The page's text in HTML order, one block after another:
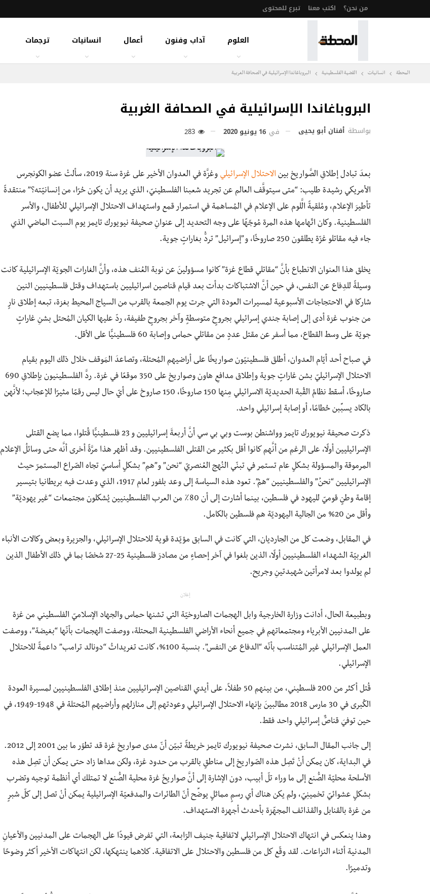
من نحن؟ اكتب معنا تبرع للمحتوى
العلوم آداب وفنون أعمال انسانيات ترجمات
المحطة انسانيات القضية الفلسطينية البروباغاندا الإسرائيلية في الصحافة الغربية
البروباغاندا الإسرائيلية في الصحافة الغربية
بواسطة أفنان أبو يحيى في 16 يونيو 2020
بعدَ تبادل إطلاقِ الصَّواريخ بين الاحتلال الإسرائيلي
وغزَّة في العدوان الأخير على غزة سنة 2019، سألتْ عضو الكونجرس
الأمريكي رشيدة طليب: “متى سيتوقَّف العالم عن تجريد شعبنا الفلسطينيّ، الذي يريد أن يكون حُرًا، من إنسانيّته؟” منتقدةً
تأطيرَ الإعلام، ومُلقيةً الَّلوم على الإعلام في المُساهمة في استمرار قمع واستهداف الاحتلال الإسرائيلي للأطفال، والأسر
الفلسطينية. وكان اتّهامها هذه المرة مُوجّهًا على وجه التحديد إلى عنوانِ صحيفة نيويورك تايمز يوم السبت الماضي الذي
جاء فيه مقاتلو غزّة يطلقون 250 صاروخًا، و”إسرائيل” تردُّ بغاراتٍ جوية.
يخلق هذا العنوان الانطباع بأنَّ “مقاتلي قطاع غزة” كانوا مسؤولينَ عن نوبة العُنف هذه، وأنَّ الغارات الجويّة الإسرائيلية كانت
وسيلةً للدِفاع عن النفس، في حين أنَّ الاشتباكات بدأت بعد قيام قناصين اسرائيليين باستهداف وقتل فلسطينيين اثنين
شاركا في الاحتجاجات الأسبوعية لمسيرات العودة التي جرت يوم الجمعة بالقرب من السياج المحيط بغزة، تبعه إطلاق نارٍ
من جنوب غزة أدى إلى إصابة جندي إسرائيلي بجروحٍ متوسطةٍ وآخر بجروحٍ طفيفة، ردّ عليها الكيان المُحتل بشنِ غاراتٍ
جويّة على وسط القطاع، مما أسفر عن مقتل عددٍ من مقاتلي حماس وإصابة 60 فلسطينيًّا على الأقل.
في صباح أحد أيّام العدوان، أطلقَ فلسطينيّون صواريخًا على أراضيهم المُحتلة، وتصاعدَ المَوقف خلال ذلك اليوم بقيام
الاحتلال الإسرائيليّ بشن غاراتٍ جوية وإطلاق مدافعِ هاون وصواريخ على 350 موقعًا في غزة. ردَّ الفلسطينيون بإطلاقِ 690
صاروخًا، أسقط نظامُ القُبة الحديديّة الاسرائيلي مِنها 150 صاروخًا، 150 صاروخ على أيّ حال ليس رقمًا مثيرًا للإعجاب؛ لأنَّهن
بالكاد يسبِّبن حُطامًا، أو إصابة إسرائيلي واحد.
ذكرت صحيفة نيويورك تايمز وواشنطن بوست وبي بي سي أنَّ أربعةَ إسرائيليين و 23 فلسطينيًّا قُتلوا، مما يضع القتلى
الإسرائيليين أولًا، على الرغم من أنَّهم كانوا أقل بكثير من القتلى الفلسطينيين. وقد أظهر هذا مرَّةً أخرى أنَّه حتى وسائلُ الإعلام
المرموقة والمسؤولة بشكلٍ عام تستمر في تبنّي النُهج العُنصريّ “نحن” و”هم” بشكلٍ أساسيّ تجاه الصّراع المستمرّ حيث
الإسرائيليين “نحنُ” والفلسطينيين “همْ”. تعود هذه السياسة إلى وعد بلفور لعام 1917، الذي وعدت فيه بريطانيا بتيسير
إقامة وطنٍ قوميّ لليهود في فلسطين، بينما أشارت إلى أن 80٪ من العرب الفلسطينيين يُشكلون مجتمعات “غير يهوديّة”
وأقل من 20% من الجالية اليهوديّة هم فلسطين بالكامل.
في المقابل، وضعت كل من الجارديان، التي كانت في السابق مؤيّدة قوية للاحتلال الإسرائيلي، والجزيرة وبعض وكالات الأنباء
الغربيّة الشهداء الفلسطينيين أولًا، الذين بلغوا في آخر إحصاءٍ من مصادرَ فلسطينية 25-27 شخصًا بما في ذلك الأطفال الذين
لم يولدوا بعد لامرأتين شهيدتينِ وجريح.
إعلان
وبطبيعة الحال، أدانت وزارة الخارجية وابل الهجمات الصاروخيّة التي تشنها حماس والجهاد الإسلاميّ الفلسطيني من غزة
على المدنيين الأبرياء ومجتمعاتهم في جميع أنحاء الأراضي الفلسطينية المحتلة، ووصفت الهجمات بأنّها “بغيضة”، ووصفت
العمل الإسرائيلي غير المُتناسب بأنّه “الدفاع عن النفس”. بنسبة 100%، كانت تغريداتُ “دونالد ترامب” داعمةً للاحتلال
الإسرائيلي.
قُتل أكثر من 200 فلسطيني، من بينهم 50 طفلاً، على أيدي القناصين الإسرائيليين منذ إطلاق الفلسطينيين لمسيرة العودة
الكُبرى في 30 مارس 2018 مطالبينَ بإنهاء الاحتلال الإسرائيلي وعودتهم إلى منازلهم وأراضيهم المُحتلة في 1948-1949، في
حين توفيَ قناصٌّ إسرائيلي واحد فقط.
إلى جانب المقال السابق، نشرت صحيفة نيويورك تايمز خريطةً تبيّن أنّ مدى صواريخ غزة قد تطوّر ما بين 2001 إلى 2012.
في البداية، كان يمكن أنْ تَصِل هذه الصّواريخ إلى مناطقٍ بالقرب من حدود غزة، ولكن مداها زاد حتى يمكن أن تصِل هذه
الأسلحة محليّة الصُّنع إلى ما وراء تلّ أبيب، دون الإشارة إلى أنَّ صواريخَ غزة محلية الصُّنع لا تمتلك أي أنظمة توجيه وتضرب
بشكلٍ عشوائيّ تخمينِيّ، ولم يكن هناك أي رسمٍ مماثلٍ يوضِّح أنّ الطائرات والمدفعيّة الإسرائيلية يمكن أنْ تصل إلى كلّ شبرٍ
من غزة بالقنابل والقذائف المجهّزة بأحدث أجهزة الاستهداف.
وهذا ينعكس في انتهاك الاحتلال الإسرائيلي لاتفاقية جنيف الرّابعة، التي تفرض قيودًا على الهجمات على المدنيين والأعيانِ
المدنية أثناء النزاعات. لقد وقّع كل من فلسطين والاحتلال على الاتفاقية. كلاهما ينتهكها، لكن انتهاكات الأخير أكثر وضوحًا
وتدميرًا.